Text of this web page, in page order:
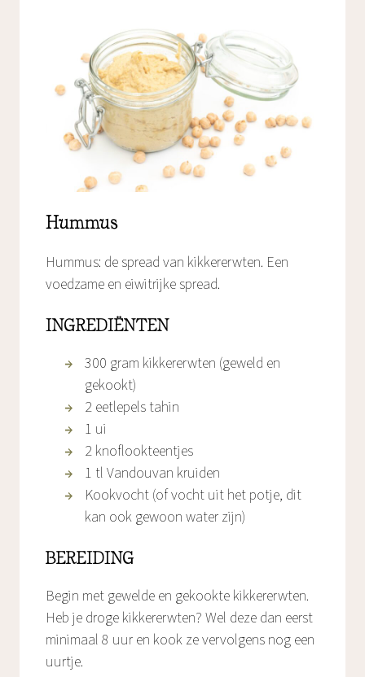
Hummus
Hummus: de spread van kikkererwten. Een
voedzame en eiwitrijke spread.
INGREDIËNTEN
300 gram kikkererwten (geweld en
gekookt)
2 eetlepels tahin
1 ui
2 knoflookteentjes
1 tl Vandouvan kruiden
Kookvocht (of vocht uit het potje, dit
kan ook gewoon water zijn)
BEREIDING
Begin met gewelde en gekookte kikkererwten.
Heb je droge kikkererwten? Wel deze dan eerst
minimaal 8 uur en kook ze vervolgens nog een
uurtje.